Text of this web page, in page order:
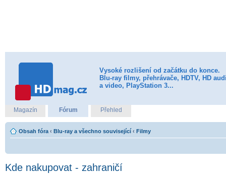
Vysoké rozlišení od začátku do konce.
Blu-ray filmy, přehrávače, HDTV, HD
a video, PlayStation 3...
Magazín Fórum Přehled
Obsah fóra ‹ Blu-ray a všechno související ‹ Filmy
Kde nakupovat - zahraničí